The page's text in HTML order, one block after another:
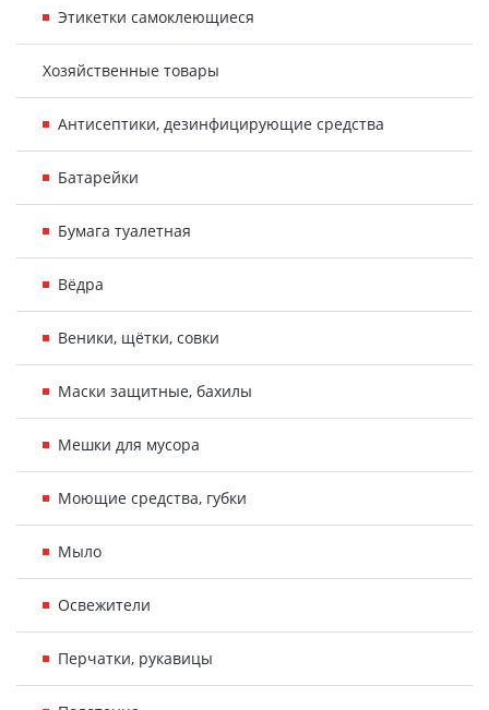
Этикетки самоклеющиеся
Хозяйственные товары
Антисептики, дезинфицирующие средства
Батарейки
Бумага туалетная
Вёдра
Веники, щётки, совки
Маски защитные, бахилы
Мешки для мусора
Моющие средства, губки
Мыло
Освежители
Перчатки, рукавицы